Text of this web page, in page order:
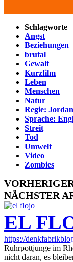
Schlagworte
Angst
Beziehungen
brutal
Gewalt
Kurzfilm
Leben
Menschen
Natur
Regie:
Sprache:
Streit
Tod
Umwelt
Video
Zombies
NÄCHSTER
EL
https://
Ruhrpottjunge im
nicht daran, es